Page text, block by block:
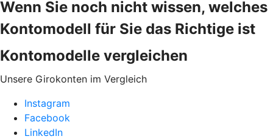
Wenn Sie noch nicht wissen, welches
Kontomodell für Sie das Richtige ist
Kontomodelle vergleichen
Unsere Girokonten im Vergleich
Instagram
Facebook
LinkedIn